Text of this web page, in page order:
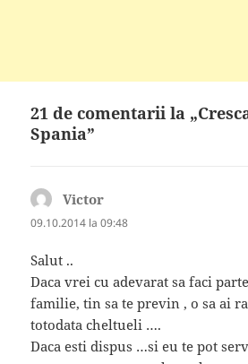
21 de comentarii la
Spania”
Victor
09.10.2014 la 09:48
Salut ..
Daca vrei cu adevarat sa faci
familie, tin sa te previn , o sa ai
totodata cheltueli ….
Daca esti dispus …si eu te pot